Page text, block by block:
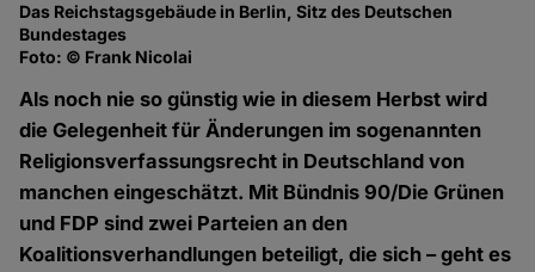
Das Reichstagsgebäude in Berlin, Sitz des Deutschen
Bundestages
Foto: © Frank Nicolai
Als noch nie so günstig wie in diesem Herbst wird
die Gelegenheit für Änderungen im sogenannten
Religionsverfassungsrecht in Deutschland von
manchen eingeschätzt. Mit Bündnis 90/Die Grünen
und FDP sind zwei Parteien an den
Koalitionsverhandlungen beteiligt, die sich – geht es